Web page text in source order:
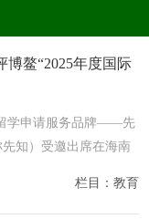
出行
旅游
博鳌“2025年度国际
学申请服务品牌——先
知）受邀出席在海南
栏目：教育